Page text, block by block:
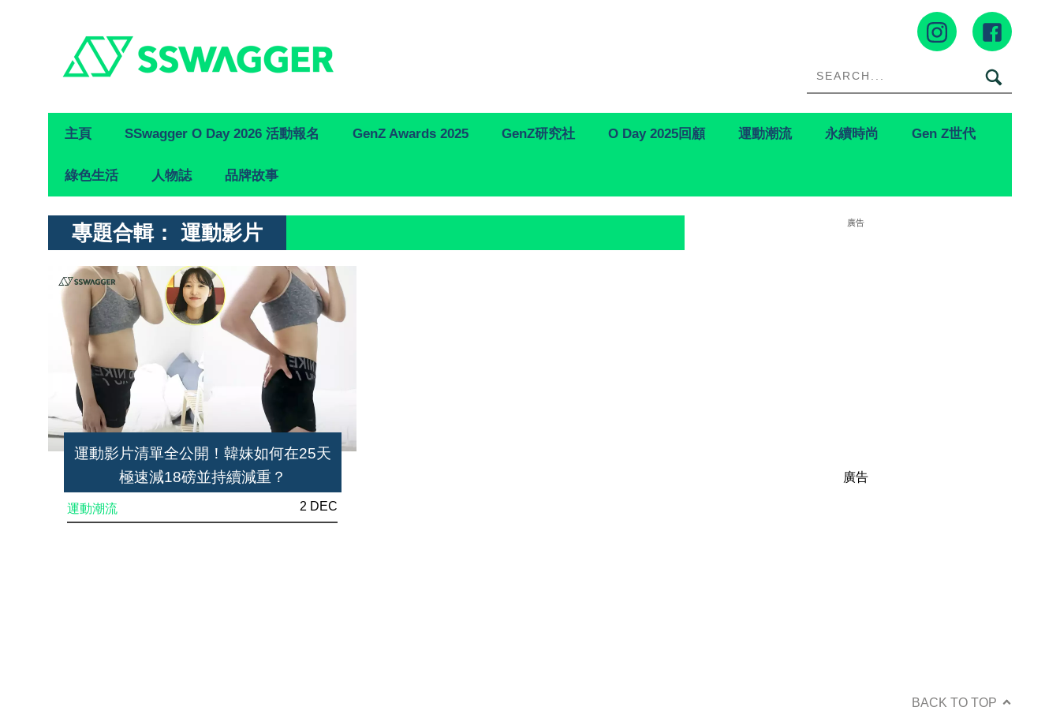
Primary
Navigation
主頁 SSwagger O Day 2026 活動報名 GenZ Awards 2025 GenZ研究社 O Day 2025回顧 運動潮流 永續時尚 Gen Z世代
綠色生活 人物誌 品牌故事
專題合輯： 運動影片
運動影片清單全公開！韓妹如何在25天
極速減18磅並持續減重？
運動潮流 2 DEC
廣告
廣告
BACK TO TOP